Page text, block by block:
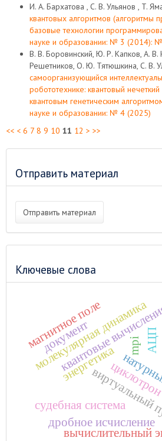
И. А. Бархатова , С. В. Ульянов , T.
квантовых алгоритмов (алгоритмы
базовые технологии
науке и образовании: № 3 (2014):
В. В. Боровинский, Ю. Р. Капков, А. В.
Решетников, О. Ю. Тятюшкина, С. В.
самоорганизующийся
робототехнике: квантовый
квантовым генетическим
науке и образовании: № 4 (2025)
<< < 6 7 8 9 10 11 12 > >>
Отправить материал
Отправить материал
Ключевые слова
квантовые
энергетика
молекулярная динамика
вычислительный
mpi
судебная система
документ
дробное исчисление
магнитное поле АЦП